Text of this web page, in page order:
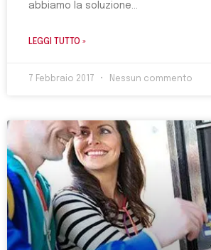
abbiamo la soluzione
LEGGI TUTTO »
7 Febbraio 2017 Nessun commento